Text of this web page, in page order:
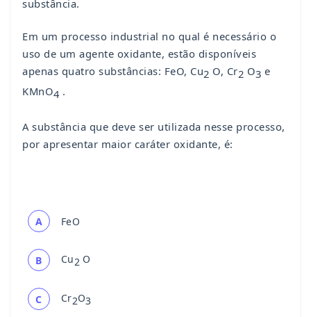
substância.
Em um processo industrial no qual é necessário o
uso de um agente oxidante, estão disponíveis
apenas quatro substâncias: FeO, Cu2 O, Cr2 O3 e
KMnO4 .
A substância que deve ser utilizada nesse processo,
por apresentar maior caráter oxidante, é:
A FeO
B Cu2 O
C Cr2O3